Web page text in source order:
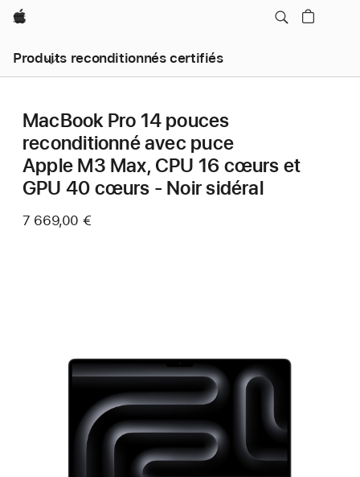
Apple
Produits reconditionnés certifiés
MacBook Pro 14 pouces
reconditionné avec puce
Apple M3 Max, CPU 16 cœurs et
GPU 40 cœurs - Noir sidéral
7 669,00 €